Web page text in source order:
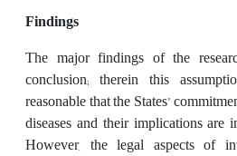
Findings
The major findings of the
conclusion; therein this
reasonable that the States’
diseases and their implications are
However, the legal aspects of